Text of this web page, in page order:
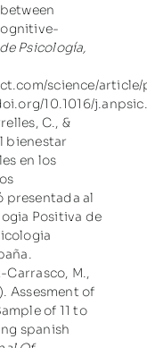
Psicología,
science/
10.1016/
C., &
bienestar
en los
presentada al
Positiva de
Carrasco, M.,
Assesment of
of 11 to
spanish